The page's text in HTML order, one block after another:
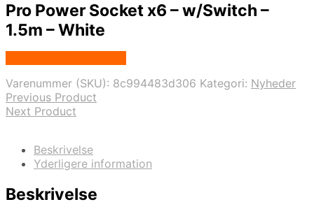
Pro Power Socket x6 – w/Switch –
1.5m – White
Varenummer (SKU): 8c994483d306 Kategori: Nyheder
Previous Product
Next Product
Beskrivelse
Yderligere information
Beskrivelse